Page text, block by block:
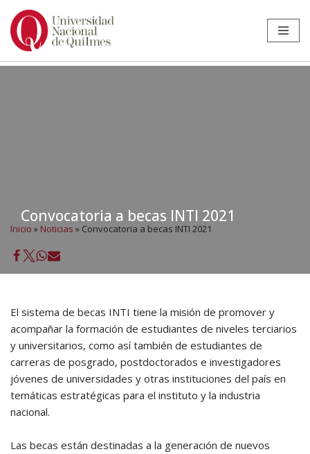
Ir
Convocatoria a becas INTI 2021
Inicio » Noticias » Convocatoria a becas INTI 2021
El sistema de becas INTI tiene la misión de promover y
acompañar la formación de estudiantes de niveles terciarios
y universitarios, como así también de estudiantes de
carreras de posgrado, postdoctorados e investigadores
jóvenes de universidades y otras instituciones del país en
temáticas estratégicas para el instituto y la industria
nacional.
Las becas están destinadas a la generación de nuevos